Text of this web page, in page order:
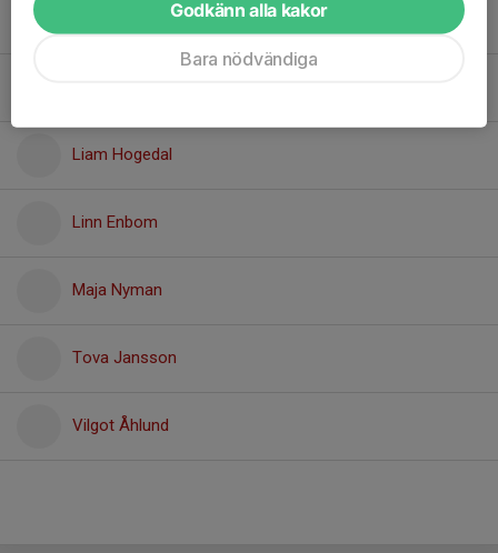
Jacob Österman
Liam Hogedal
Linn Enbom
Maja Nyman
Tova Jansson
Vilgot Åhlund
Godkänn alla kakor
Bara nödvändiga